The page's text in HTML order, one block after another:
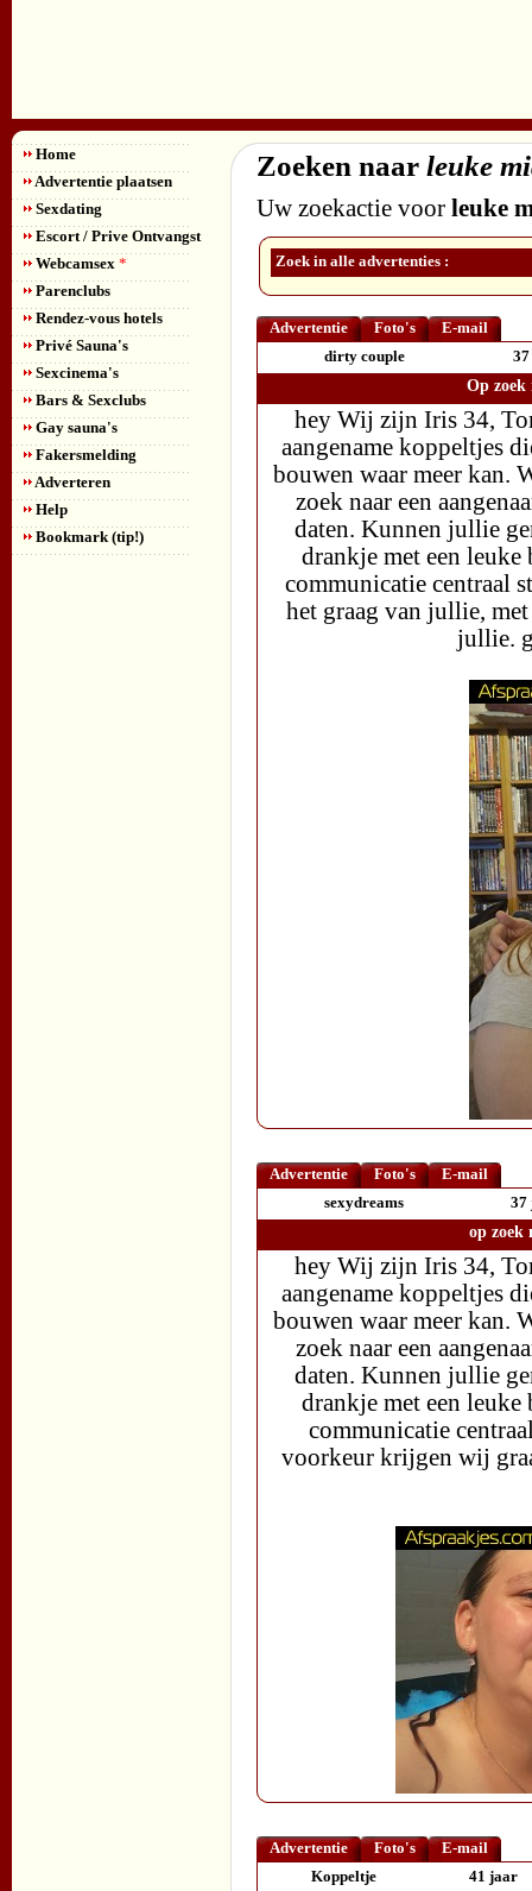
Home
Advertentie plaatsen
Sexdating
Escort / Prive Ontvangst
Webcamsex *
Parenclubs
Rendez-vous hotels
Privé Sauna's
Sexcinema's
Bars & Sexclubs
Gay sauna's
Fakersmelding
Adverteren
Help
Bookmark (tip!)
Zoeken naar leuke
Uw zoekactie voor leuke
Zoek in alle advertenties :
Advertentie Foto's
E-mail
dirty couple
Op zoek
hey Wij zijn Iris 34,
aangename koppeltjes
bouwen waar meer kan.
zoek naar een
daten. Kunnen jullie
drankje met een leuke
communicatie centraal
het graag van jullie,
jullie.
Advertentie Foto's
E-mail
sexydreams
37
op zoek
hey Wij zijn Iris 34,
aangename koppeltjes
bouwen waar meer kan.
zoek naar een
daten. Kunnen jullie
drankje met een leuke
communicatie
voorkeur krijgen wij
Advertentie Foto's
E-mail
Koppeltje
41 jaar